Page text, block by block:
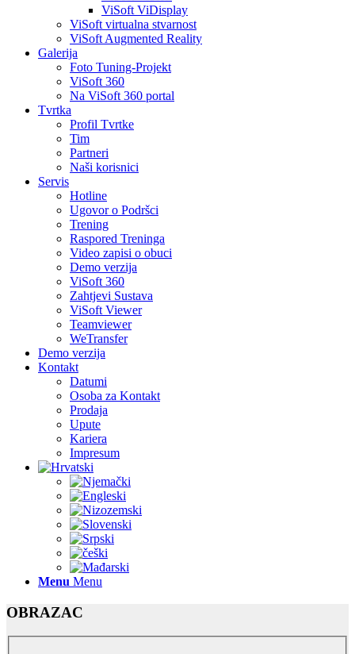
ViSoft ViDisplay
ViSoft virtualna stvarnost
ViSoft Augmented Reality
Galerija
Foto Tuning-Projekt
ViSoft 360
Na ViSoft 360 portal
Tvrtka
Profil Tvrtke
Tim
Partneri
Naši korisnici
Servis
Hotline
Ugovor o Podršci
Trening
Raspored Treninga
Video zapisi o obuci
Demo verzija
ViSoft 360
Zahtjevi Sustava
ViSoft Viewer
Teamviewer
WeTransfer
Demo verzija
Kontakt
Datumi
Osoba za Kontakt
Prodaja
Upute
Kariera
Impresum
Menu Menu
OBRAZAC